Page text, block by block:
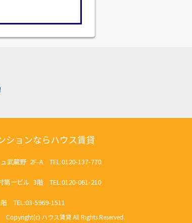
ションならハウス賃貸
武蔵野 2F-A TEL:0120-137-770
第一ビル 3階 TEL:0120-061-210
TEL:03-5969-1511
Copyright(c) ハウス賃貸 All Rights Reserved.